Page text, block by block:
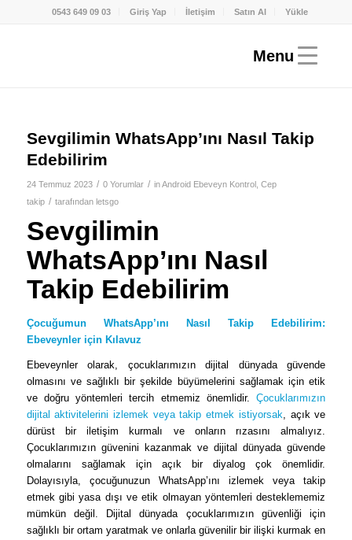
0543 649 09 03 Giriş Yap İletişim Satın Al Yükle
Sevgilimin WhatsApp’ını Nasıl Takip
Edebilirim
24 Temmuz 2023 / 0 Yorumlar / inAndroid Ebeveyn Kontrol, Cep
takip / tarafından letsgo
Sevgilimin
WhatsApp’ını Nasıl
Takip Edebilirim
Çocuğumun WhatsApp’ını Nasıl Takip Edebilirim:
Ebeveynler için Kılavuz
Ebeveynler olarak, çocuklarımızın dijital dünyada güvende
olmasını ve sağlıklı bir şekilde büyümelerini sağlamak için etik
ve doğru yöntemleri tercih etmemiz önemlidir.Çocuklarımızın
dijital aktivitelerini izlemek veya takip etmek istiyorsak, açık ve
dürüst bir iletişim kurmalı ve onların rızasını almalıyız.
Çocuklarımızın güvenini kazanmak ve dijital dünyada güvende
olmalarını sağlamak için açık bir diyalog çok önemlidir.
Dolayısıyla, çocuğunuzun WhatsApp’ını izlemek veya takip
etmek gibi yasa dışı ve etik olmayan yöntemleri desteklememiz
mümkün değil. Dijital dünyada çocuklarımızın güvenliği için
sağlıklı bir ortam yaratmak ve onlarla güvenilir bir ilişki kurmak en